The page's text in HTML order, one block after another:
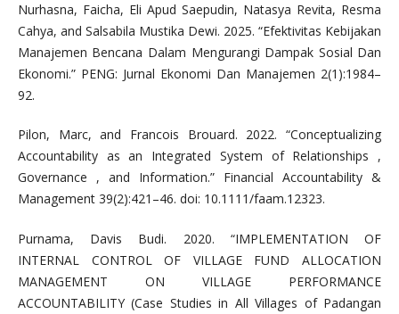
Nurhasna, Faicha, Eli Apud Saepudin, Natasya Revita, Resma
Cahya, and Salsabila Mustika Dewi. 2025. “Efektivitas Kebijakan
Manajemen Bencana Dalam Mengurangi Dampak Sosial Dan
Ekonomi.” PENG: Jurnal Ekonomi Dan Manajemen 2(1):1984–
92.
Pilon, Marc, and Francois Brouard. 2022. “Conceptualizing
Accountability as an Integrated System of Relationships ,
Governance , and Information.” Financial Accountability &
Management 39(2):421–46. doi: 10.1111/faam.12323.
Purnama, Davis Budi. 2020. “IMPLEMENTATION OF
INTERNAL CONTROL OF VILLAGE FUND ALLOCATION
MANAGEMENT ON VILLAGE PERFORMANCE
ACCOUNTABILITY (Case Studies in All Villages of Padangan